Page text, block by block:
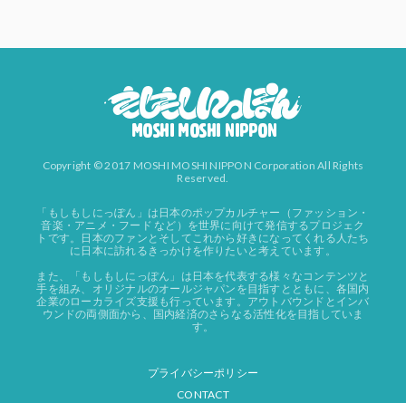
Copyright © 2017 MOSHI MOSHI NIPPON Corporation All Rights
Reserved.
「もしもしにっぽん」は日本のポップカルチャー（ファッション・
音楽・アニメ・フード など）を世界に向けて発信するプロジェク
トです。日本のファンとそしてこれから好きになってくれる人たち
に日本に訪れるきっかけを作りたいと考えています。
また、「もしもしにっぽん」は日本を代表する様々なコンテンツと
手を組み、オリジナルのオールジャパンを目指すとともに、各国内
企業のローカライズ支援も行っています。アウトバウンドとインバ
ウンドの両側面から、国内経済のさらなる活性化を目指していま
す。
プライバシーポリシー
CONTACT